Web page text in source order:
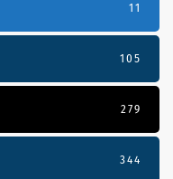
11
105
279
344